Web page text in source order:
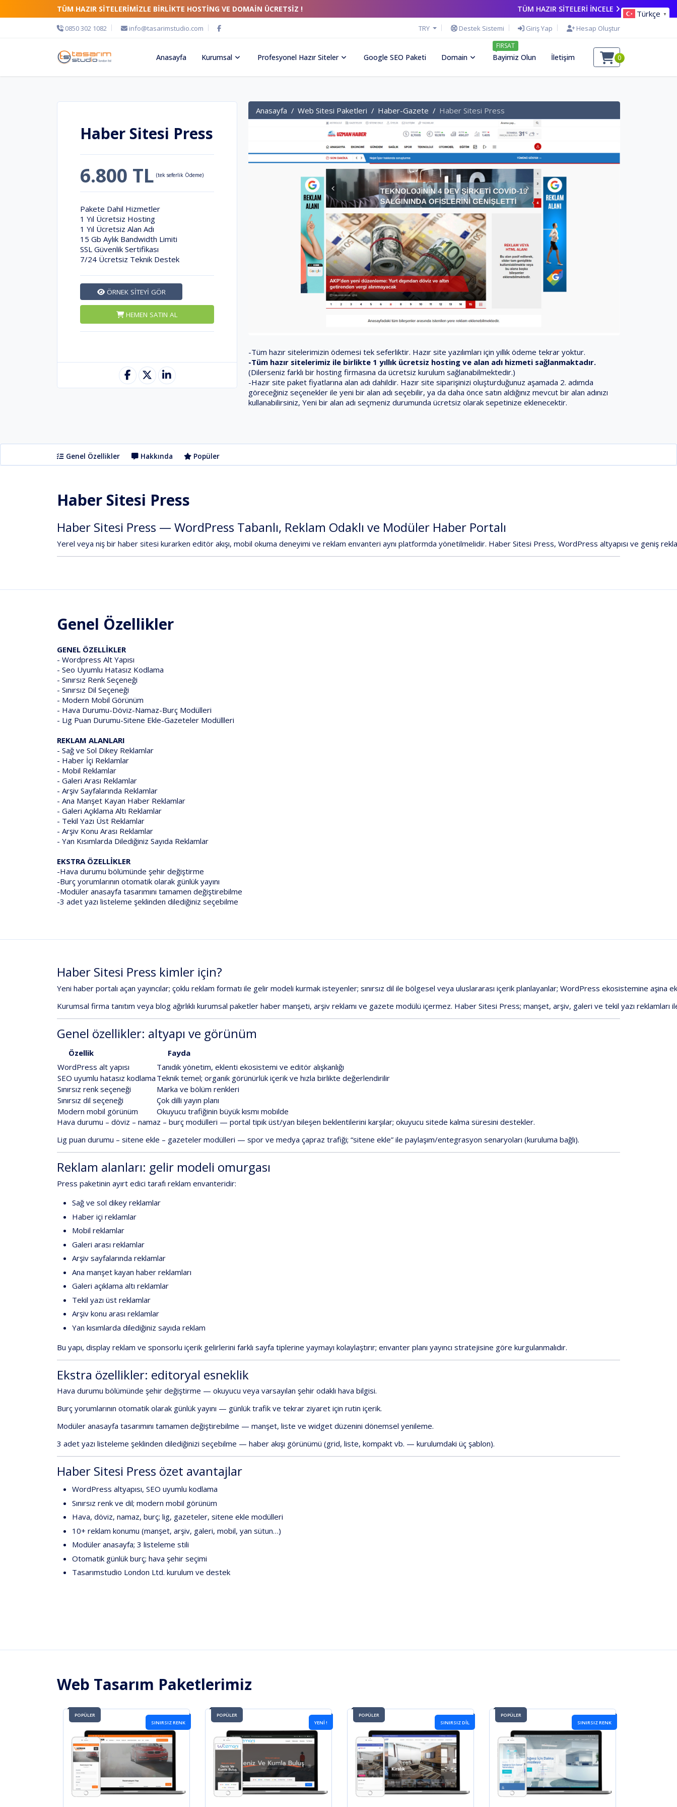
TÜM HAZIR SİTELERİMİZLE BİRLİKTE HOSTİNG VE DOMAİN ÜCRETSİZ ! TÜM HAZIR SİTELERİ İNCELE
0850 302 1082 info@tasarimstudio.com TRY Destek Sistemi Giriş Yap Hesap Oluştur
Anasayfa Kurumsal Profesyonel Hazır Siteler Google SEO Paketi Domain
FIRSAT
Bayimiz Olun İletişim 0
Haber Sitesi Press
6.800 TL (tek seferlik Ödeme)
Pakete Dahil Hizmetler
1 Yıl Ücretsiz Hosting
1 Yıl Ücretsiz Alan Adı
15 Gb Aylık Bandwidth Limiti
SSL Güvenlik Sertifikası
7/24 Ücretsiz Teknik Destek
ÖRNEK SİTEYİ GÖR
HEMEN SATIN AL
Anasayfa Web Sitesi Paketleri Haber-Gazete Haber Sitesi Press
-Tüm hazır sitelerimizin ödemesi tek seferliktir. Hazır site yazılımları için yıllık ödeme tekrar yoktur.
-Tüm hazır sitelerimiz ile birlikte 1 yıllık ücretsiz hosting ve alan adı hizmeti sağlanmaktadır.
(Dilerseniz farklı bir hosting firmasına da ücretsiz kurulum sağlanabilmektedir.)
-Hazır site paket fiyatlarına alan adı dahildir. Hazır site siparişinizi oluşturduğunuz aşamada 2. adımda
göreceğiniz seçenekler ile yeni bir alan adı seçebilir, ya da daha önce satın aldığınız mevcut bir alan adınızı
kullanabilirsiniz, Yeni bir alan adı seçmeniz durumunda ücretsiz olarak sepetinize eklenecektir.
Genel Özellikler Hakkında Popüler
Haber Sitesi Press
Haber Sitesi Press — WordPress Tabanlı, Reklam Odaklı ve Modüler Haber Portalı
Yerel veya niş bir haber sitesi kurarken editör akışı, mobil okuma deneyimi ve reklam envanteri aynı platformda yönetilmelidir. Haber Sitesi Press, WordPress altyapısı ve geniş
Genel Özellikler
GENEL ÖZELLİKLER
- Wordpress Alt Yapısı
- Seo Uyumlu Hatasız Kodlama
- Sınırsız Renk Seçeneği
- Sınırsız Dil Seçeneği
- Modern Mobil Görünüm
- Hava Durumu-Döviz-Namaz-Burç Modülleri
- Lig Puan Durumu-Sitene Ekle-Gazeteler Modüllleri
REKLAM ALANLARI
- Sağ ve Sol Dikey Reklamlar
- Haber İçi Reklamlar
- Mobil Reklamlar
- Galeri Arası Reklamlar
- Arşiv Sayfalarında Reklamlar
- Ana Manşet Kayan Haber Reklamlar
- Galeri Açıklama Altı Reklamlar
- Tekil Yazı Üst Reklamlar
- Arşiv Konu Arası Reklamlar
- Yan Kısımlarda Dilediğiniz Sayıda Reklamlar
EKSTRA ÖZELLİKLER
-Hava durumu bölümünde şehir değiştirme
-Burç yorumlarının otomatik olarak günlük yayını
-Modüler anasayfa tasarımını tamamen değiştirebilme
-3 adet yazı listeleme şeklinden dilediğiniz seçebilme
Haber Sitesi Press kimler için?
Yeni haber portalı açan yayıncılar; çoklu reklam formatı ile gelir modeli kurmak isteyenler; sınırsız dil ile bölgesel veya uluslararası içerik planlayanlar; WordPress ekosistemine aşina
Kurumsal firma tanıtım veya blog ağırlıklı kurumsal paketler haber manşeti, arşiv reklamı ve gazete modülü içermez. Haber Sitesi Press; manşet, arşiv, galeri ve tekil yazı reklamları
Genel özellikler: altyapı ve görünüm
Özellik
Fayda
WordPress alt yapısı Tanıdık yönetim, eklenti ekosistemi ve editör alışkanlığı
SEO uyumlu hatasız kodlama Teknik temel; organik görünürlük içerik ve hızla birlikte değerlendirilir
Sınırsız renk seçeneği Marka ve bölüm renkleri
Sınırsız dil seçeneği Çok dilli yayın planı
Modern mobil görünüm Okuyucu trafiğinin büyük kısmı mobilde
Hava durumu – döviz – namaz – burç modülleri — portal tipik üst/yan bileşen beklentilerini karşılar; okuyucu sitede kalma süresini destekler.
Lig puan durumu – sitene ekle – gazeteler modülleri — spor ve medya çapraz trafiği; “sitene ekle” ile paylaşım/entegrasyon senaryoları (kuruluma bağlı).
Reklam alanları: gelir modeli omurgası
Press paketinin ayırt edici tarafı reklam envanteridir:
Sağ ve sol dikey reklamlar
Haber içi reklamlar
Mobil reklamlar
Galeri arası reklamlar
Arşiv sayfalarında reklamlar
Ana manşet kayan haber reklamları
Galeri açıklama altı reklamlar
Tekil yazı üst reklamlar
Arşiv konu arası reklamlar
Yan kısımlarda dilediğiniz sayıda reklam
Bu yapı, display reklam ve sponsorlu içerik gelirlerini farklı sayfa tiplerine yaymayı kolaylaştırır; envanter planı yayıncı stratejisine göre kurgulanmalıdır.
Ekstra özellikler: editoryal esneklik
Hava durumu bölümünde şehir değiştirme — okuyucu veya varsayılan şehir odaklı hava bilgisi.
Burç yorumlarının otomatik olarak günlük yayını — günlük trafik ve tekrar ziyaret için rutin içerik.
Modüler anasayfa tasarımını tamamen değiştirebilme — manşet, liste ve widget düzenini dönemsel yenileme.
3 adet yazı listeleme şeklinden dilediğinizi seçebilme — haber akışı görünümü (grid, liste, kompakt vb. — kurulumdaki üç şablon).
Haber Sitesi Press özet avantajlar
WordPress altyapısı, SEO uyumlu kodlama
Sınırsız renk ve dil; modern mobil görünüm
Hava, döviz, namaz, burç; lig, gazeteler, sitene ekle modülleri
10+ reklam konumu (manşet, arşiv, galeri, mobil, yan sütun…)
Modüler anasayfa; 3 listeleme stili
Otomatik günlük burç; hava şehir seçimi
Tasarımstudio London Ltd. kurulum ve destek
Web Tasarım Paketlerimiz
POPÜLER
SINIRSIZ RENK
POPÜLER
YENİ !
POPÜLER
SINIRSIZ DIL
POPÜLER
SINIRSIZ RENK
Türkçe ▼